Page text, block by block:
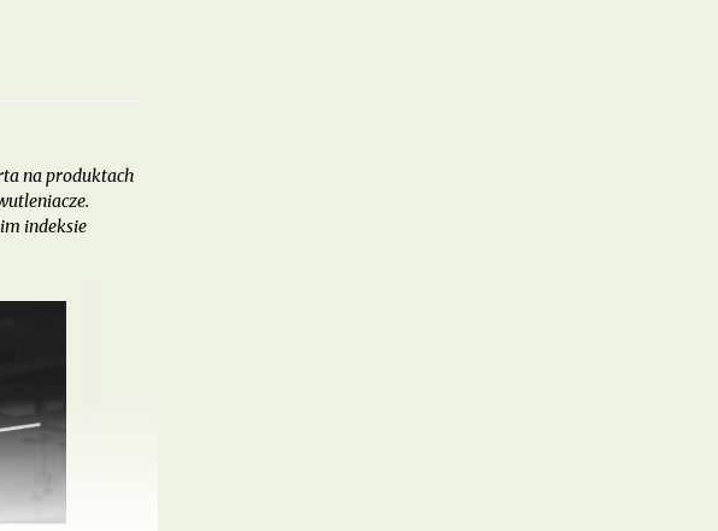
na produktach
indeksie